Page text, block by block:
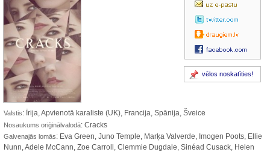
vēlos noskatīties!
Valstis: Īrija, Apvienotā karaliste (UK), Francija, Spānija, Šveice
Nosaukums oriģinālvalodā: Cracks
Galvenajās lomās: Eva Green, Juno Temple, Marķa Valverde, Imogen Poots, Ellie
Nunn, Adele McCann, Zoe Carroll, Clemmie Dugdale, Sinéad Cusack, Helen